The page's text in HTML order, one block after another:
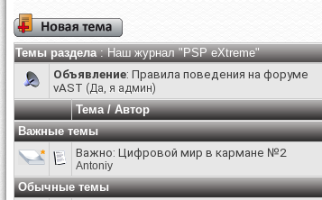
Темы раздела: Наш журнал "PSP eXtreme"
Объявление: Правила поведения на форуме
vAST (Да, я админ)
Тема/Автор
Важные темы
Важно: Цифровой мир в кармане №2
Antoniy
Обычные темы